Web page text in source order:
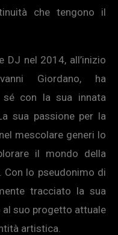
che tengono il
DJ nel 2014, all’inizio
Giordano, ha
con la sua innata
sua passione per la
mescolare generi lo
il mondo della
Con lo pseudonimo di
tracciato la sua
suo progetto attuale
artistica.